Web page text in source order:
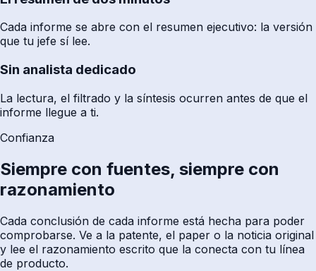
Cada informe se abre con el resumen ejecutivo: la versión
que tu jefe sí lee.
Sin analista dedicado
La lectura, el filtrado y la síntesis ocurren antes de que el
informe llegue a ti.
Confianza
Siempre con fuentes, siempre con
razonamiento
Cada conclusión de cada informe está hecha para poder
comprobarse. Ve a la patente, el paper o la noticia original
y lee el razonamiento escrito que la conecta con tu línea
de producto.